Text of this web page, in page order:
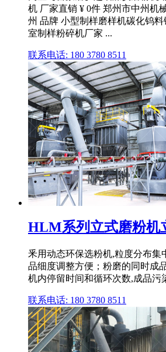
机 厂家直销 ¥ 0件 郑州市中州机
州 品牌 小型制样磨样机碳化钨
室制样粉碎机厂家 ...
联系电话: 180 3780 8511
HLM系列立式磨粉机
釆用动态环保选粉机,粒度分布集
品细度调整方便；粉磨的同时成
机内停留时间和循环次数,成品污
联系电话: 180 3780 8511